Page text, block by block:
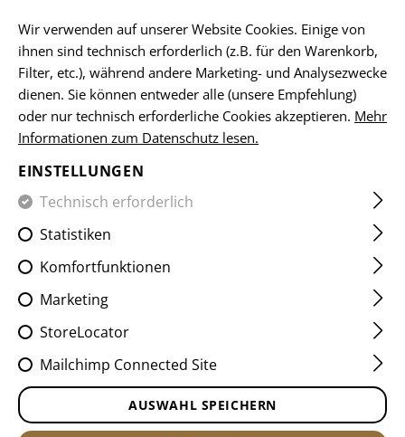
HOME EQUIPMENT RIEMEN 2 POINT QA TWO
QA TWO POINT SLING LOOP
Wir verwenden auf unserer Website Cookies. Einige von
ihnen sind technisch erforderlich (z.B. für den Warenkorb,
Filter, etc.), während andere Marketing- und Analysezwecke
dienen. Sie können entweder alle (unsere Empfehlung)
oder nur technisch erforderliche Cookies akzeptieren. Mehr
Informationen zum Datenschutz lesen.
EINSTELLUNGEN
Technisch erforderlich
Statistiken
Komfortfunktionen
Marketing
StoreLocator
Mailchimp Connected Site
AUSWAHL SPEICHERN